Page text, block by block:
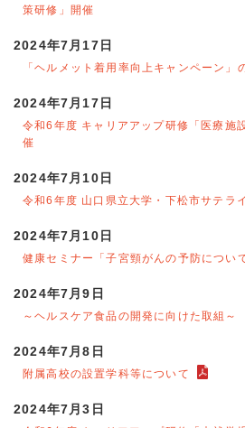
策研修」開催
2024年7月17日
「ヘルメット着用率向上キャンペーン」
2024年7月17日
令和6年度 キャリアアップ研修「医療施
催
2024年7月10日
令和6年度 山口県立大学・下松市サテラ
2024年7月10日
健康セミナー「子宮頸がんの予防につい
2024年7月9日
～ヘルスケア食品の開発に向けた取組～
2024年7月8日
附属高校の設置学科等について
2024年7月3日